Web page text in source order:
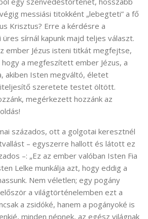
messiási titokként „lebegteti” a fő
Krisztus? Erre a kérdésre a
sírnál kapunk majd teljes választ.
ember Jézus isteni titkát megfejtse,
a megfeszített ember Jézus, a
akiben Isten megváltó, életet
szeretete testet öltött.
megérkezett hozzánk az
százados, ott a golgotai keresztnél
– egyszerre hallott és látott ez
–: „Ez az ember valóban Isten Fia
Lelke munkálja azt, hogy eddig a
Nem véletlen; egy pogány
a világtörténelemben ezt a
a zsidóké, hanem a pogányoké is
minden népnek, az egész világnak